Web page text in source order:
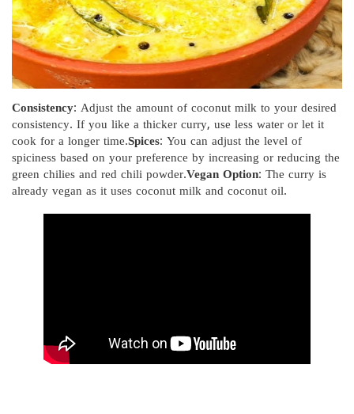
Consistency: Adjust the amount of coconut milk to your desired
consistency. If you like a thicker curry, use less water or let it
cook for a longer time.Spices: You can adjust the level of
spiciness based on your preference by increasing or reducing the
green chilies and red chili powder.Vegan Option: The curry is
already vegan as it uses coconut milk and coconut oil.